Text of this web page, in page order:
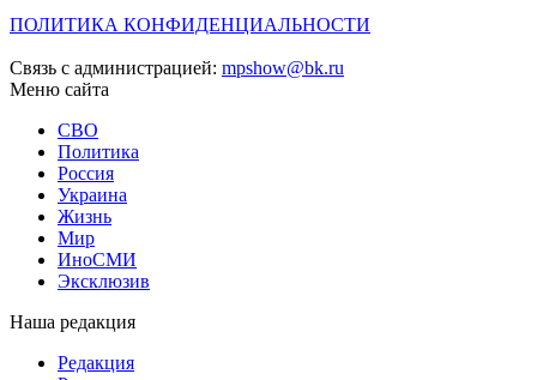
ПОЛИТИКА КОНФИДЕНЦИАЛЬНОСТИ
Связь с администрацией: mpshow@bk.ru
Меню сайта
СВО
Политика
Россия
Украина
Жизнь
Мир
ИноСМИ
Эксклюзив
Наша редакция
Редакция